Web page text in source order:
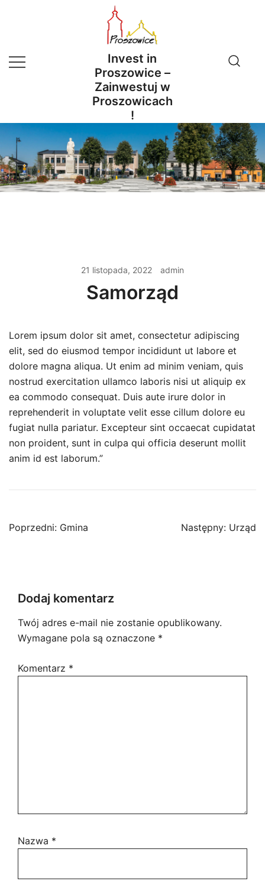
Invest in
Proszowice –
Zainwestuj w
Proszowicach
!
21 listopada, 2022 admin
Samorząd
Lorem ipsum dolor sit amet, consectetur adipiscing
elit, sed do eiusmod tempor incididunt ut labore et
dolore magna aliqua. Ut enim ad minim veniam, quis
nostrud exercitation ullamco laboris nisi ut aliquip ex
ea commodo consequat. Duis aute irure dolor in
reprehenderit in voluptate velit esse cillum dolore eu
fugiat nulla pariatur. Excepteur sint occaecat cupidatat
non proident, sunt in culpa qui officia deserunt mollit
anim id est laborum.”
Nawigacja
Poprzedni: Gmina Następny: Urząd
Dodaj komentarz
Twój adres e-mail nie zostanie opublikowany.
Wymagane pola są oznaczone *
Komentarz *
Nazwa *